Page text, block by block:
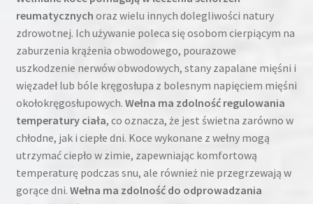
reumatycznych oraz wielu innych dolegliwości natury
zdrowotnej. Ich używanie poleca się osobom cierpiącym na
zaburzenia krążenia obwodowego, pourazowe
uszkodzenie nerwów obwodowych, stany zapalane mięśni i
więzadeł lub bóle kręgosłupa z bolesnym napięciem mięśni
okołokręgosłupowych. Wełna ma zdolność regulowania
temperatury ciała, co oznacza, że ​​jest świetna zarówno w
chłodne, jak i ciepłe dni. Koce wykonane z wełny mogą
utrzymać ciepło w zimie, zapewniając komfortową
temperaturę podczas snu, ale również nie przegrzewają w
gorące dni. Wełna ma zdolność do odprowadzania